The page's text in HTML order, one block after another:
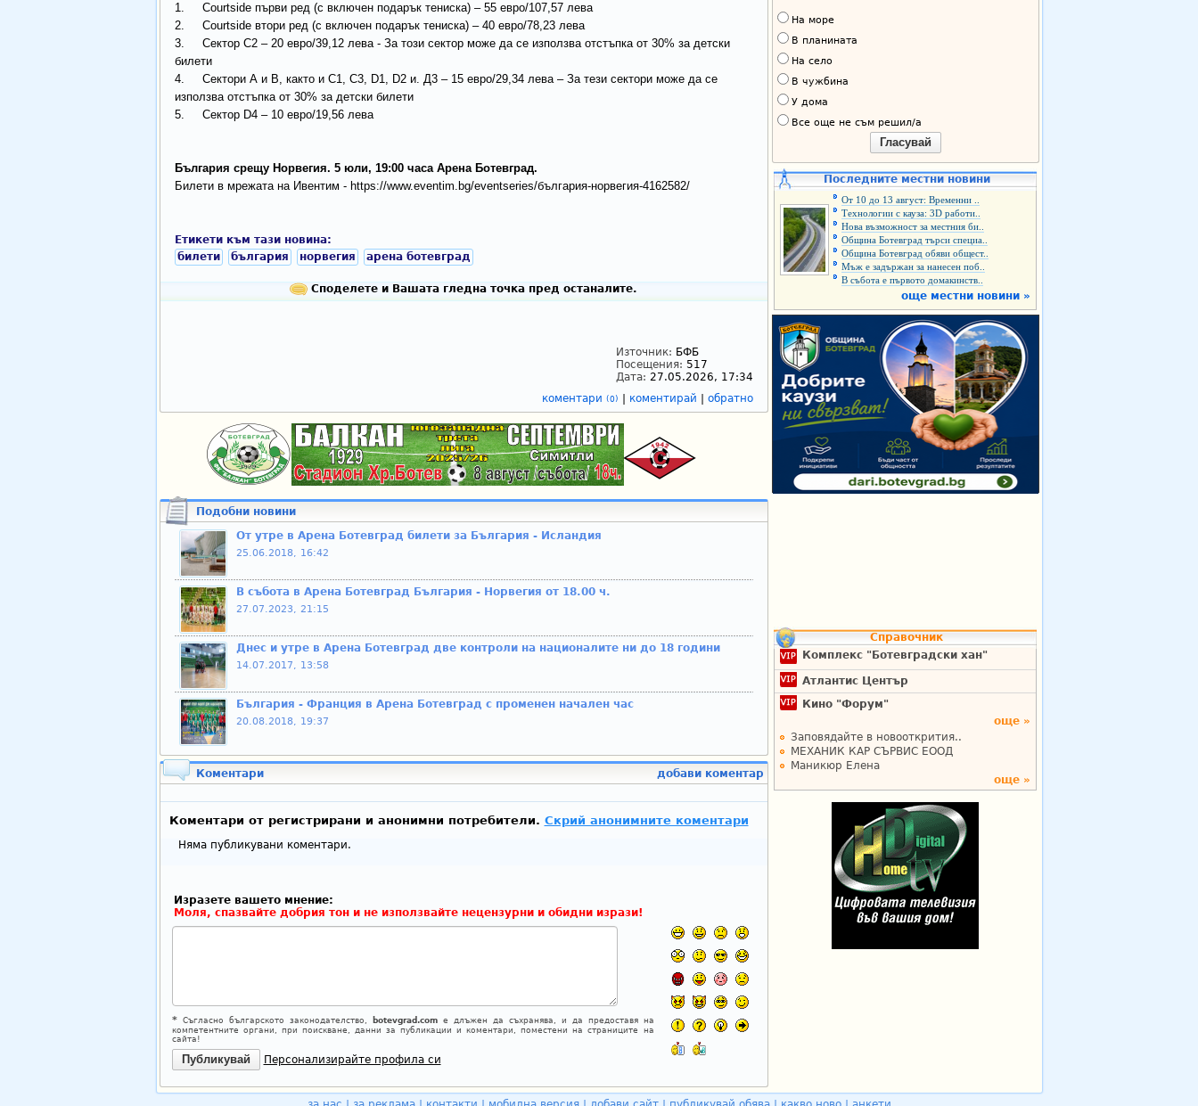
1. Courtside първи ред (с включен подарък тениска) – 55 евро/107,57 лева
2. Courtside втори ред (с включен подарък тениска) – 40 евро/78,23 лева
3. Сектор C2 – 20 евро/39,12 лева - За този сектор може да се използва отстъпка от 30% за детски
билети
4. Сектори А и B, както и C1, C3, D1, D2 и. Д3 – 15 евро/29,34 лева – За тези сектори може да се
използва отстъпка от 30% за детски билети
5. Сектор D4 – 10 евро/19,56 лева
България срещу Норвегия. 5 юли, 19:00 часа Арена Ботевград.
Билети в мрежата на Ивентим - https://www.eventim.bg/eventseries/българия-норвегия-4162582/
Етикети към тази новина:
билети
българия норвегия арена ботевград
Споделете и Вашата гледна точка пред останалите.
Източник: БФБ
Посещения: 517
Дата: 27.05.2026, 17:34
коментари (0) коментирай обратно
Подобни новини
От утре в Арена Ботевград билети за България - Исландия
25.06.2018, 16:42
В събота в Арена Ботевград България - Норвегия от 18.00 ч.
27.07.2023, 21:15
Днес и утре в Арена Ботевград две контроли на националите ни до 18 години
14.07.2017, 13:58
България - Франция в Арена Ботевград с променен начален час
20.08.2018, 19:37
Коментари добави коментар
Коментари от регистрирани и анонимни потребители. Скрий анонимните коментари
Няма публикувани коментари.
Изразете вашето мнение:
Моля, спазвайте добрия тон и не използвайте нецензурни и обидни изрази!
*Съгласно българското законодателство, botevgrad.comе длъжен да съхранява, и да предоставя на
компетентните органи, при поискване, данни за публикации и коментари, поместени на страниците на
сайта!
Персонализирайте профила си
На море
В планината
На село
В чужбина
У дома
Все още не съм решил/а
Гласувай
Последните местни новини
От 10 до 13 август: Временни ..
Технологии с кауза: 3D работи..
Нова възможност за местния би..
Община Ботевград търси специа..
Община Ботевград обяви общест..
Мъж е задържан за нанесен поб..
В събота е първото домакинств..
още местни новини »
Справочник
Комплекс "Ботевградски хан"
Атлантис Център
Кино "Форум"
още »
Заповядайте в новооткрития..
МЕХАНИК КАР СЪРВИС ЕООД
Маникюр Елена
още »